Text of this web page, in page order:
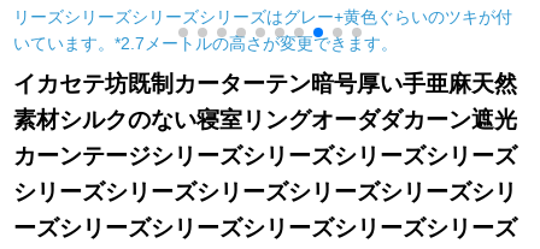
イカセテ坊既制カーターテン暗号厚い手亜麻天然
素材シルクのない寝室リングオーダダカーン遮光
カーンテージシリーズシリーズシリーズシリーズ
シリーズシリーズシリーズシリーズシリーズシリ
ーズシリーズシリーズシリーズシリーズシリーズ